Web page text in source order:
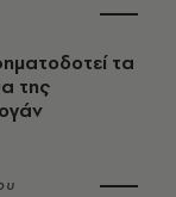
τα
της